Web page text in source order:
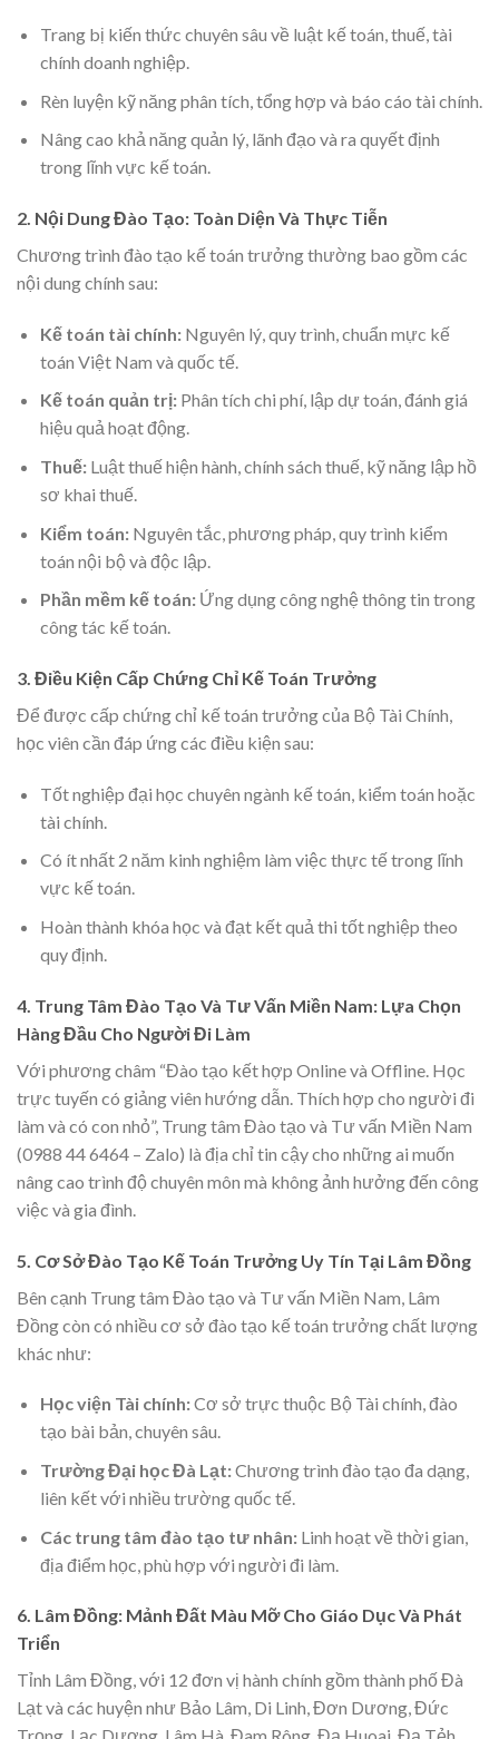
Trang bị kiến thức chuyên sâu về luật kế toán, thuế, tài
chính doanh nghiệp.
Rèn luyện kỹ năng phân tích, tổng hợp và báo cáo tài chính.
Nâng cao khả năng quản lý, lãnh đạo và ra quyết định
trong lĩnh vực kế toán.
2. Nội Dung Đào Tạo: Toàn Diện Và Thực Tiễn
Chương trình đào tạo kế toán trưởng thường bao gồm các
nội dung chính sau:
Kế toán tài chính:Nguyên lý, quy trình, chuẩn mực kế
toán Việt Nam và quốc tế.
Kế toán quản trị:Phân tích chi phí, lập dự toán, đánh giá
hiệu quả hoạt động.
Thuế:Luật thuế hiện hành, chính sách thuế, kỹ năng lập hồ
sơ khai thuế.
Kiểm toán:Nguyên tắc, phương pháp, quy trình kiểm
toán nội bộ và độc lập.
Phần mềm kế toán:Ứng dụng công nghệ thông tin trong
công tác kế toán.
3. Điều Kiện Cấp Chứng Chỉ Kế Toán Trưởng
Để được cấp chứng chỉ kế toán trưởng của Bộ Tài Chính,
học viên cần đáp ứng các điều kiện sau:
Tốt nghiệp đại học chuyên ngành kế toán, kiểm toán hoặc
tài chính.
Có ít nhất 2 năm kinh nghiệm làm việc thực tế trong lĩnh
vực kế toán.
Hoàn thành khóa học và đạt kết quả thi tốt nghiệp theo
quy định.
4. Trung Tâm Đào Tạo Và Tư Vấn Miền Nam: Lựa Chọn
Hàng Đầu Cho Người Đi Làm
Với phương châm “Đào tạo kết hợp Online và Offline. Học
trực tuyến có giảng viên hướng dẫn. Thích hợp cho người đi
làm và có con nhỏ”, Trung tâm Đào tạo và Tư vấn Miền Nam
(0988 44 6464 – Zalo) là địa chỉ tin cậy cho những ai muốn
nâng cao trình độ chuyên môn mà không ảnh hưởng đến công
việc và gia đình.
5. Cơ Sở Đào Tạo Kế Toán Trưởng Uy Tín Tại Lâm Đồng
Bên cạnh Trung tâm Đào tạo và Tư vấn Miền Nam, Lâm
Đồng còn có nhiều cơ sở đào tạo kế toán trưởng chất lượng
khác như:
Học viện Tài chính:Cơ sở trực thuộc Bộ Tài chính, đào
tạo bài bản, chuyên sâu.
Trường Đại học Đà Lạt:Chương trình đào tạo đa dạng,
liên kết với nhiều trường quốc tế.
Các trung tâm đào tạo tư nhân:Linh hoạt về thời gian,
địa điểm học, phù hợp với người đi làm.
6. Lâm Đồng: Mảnh Đất Màu Mỡ Cho Giáo Dục Và Phát
Triển
Tỉnh Lâm Đồng, với 12 đơn vị hành chính gồm thành phố Đà
Lạt và các huyện như Bảo Lâm, Di Linh, Đơn Dương, Đức